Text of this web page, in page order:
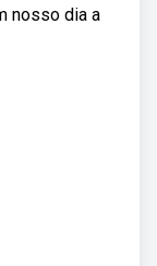
nosso dia a